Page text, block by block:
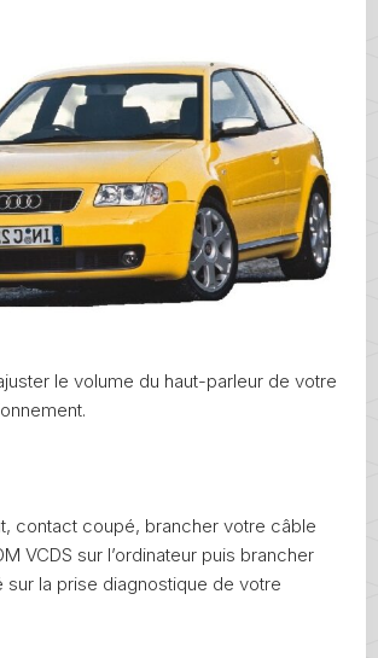
le volume du haut-parleur de votre
contact coupé, brancher votre câble
VCDS sur l’ordinateur puis brancher
sur la prise diagnostique de votre